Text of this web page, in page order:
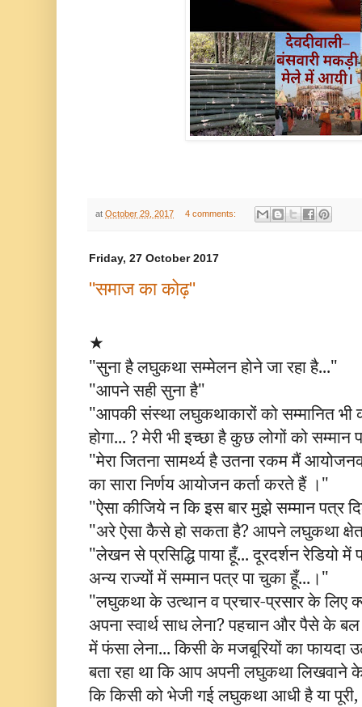
at October 29, 2017 4 comments:
Friday, 27 October 2017
"समाज का कोढ़"
★
"सुना है लघुकथा सम्मेलन होने जा रहा है..."
"आपने सही सुना है"
"आपकी संस्था लघुकथाकारों को सम्मानित भी
होगा... ?मेरी भी इच्छा है कुछ लोगों को सम्मान
"मेरा जितना सामर्थ्य है उतना रकम मैं
का सारा निर्णय आयोजन कर्ता करते हैं ।"
"ऐसा कीजिये न कि इस बार मुझे सम्मान पत्र
"अरे ऐसा कैसे हो सकता है?आपने लघुकथा
"लेखन से प्रसिद्धि पाया हूँ... दूरदर्शन रेडियो
अन्य राज्यों में सम्मान पत्र पा चुका हूँ...।"
"लघुकथा के उत्थान व प्रचार-प्रसार के लिए
अपना स्वार्थ साध लेना?पहचान और पैसे के बल
में फंसा लेना... किसी के मजबूरियों का फायदा
बता रहा था कि आप अपनी लघुकथा लिखवाने
कि किसी को भेजी गई लघुकथा आधी है या